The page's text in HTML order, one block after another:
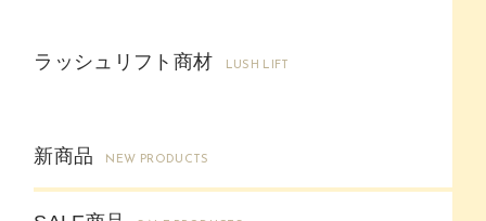
ラッシュリフト商材 LUSH LIFT
新商品 NEW PRODUCTS